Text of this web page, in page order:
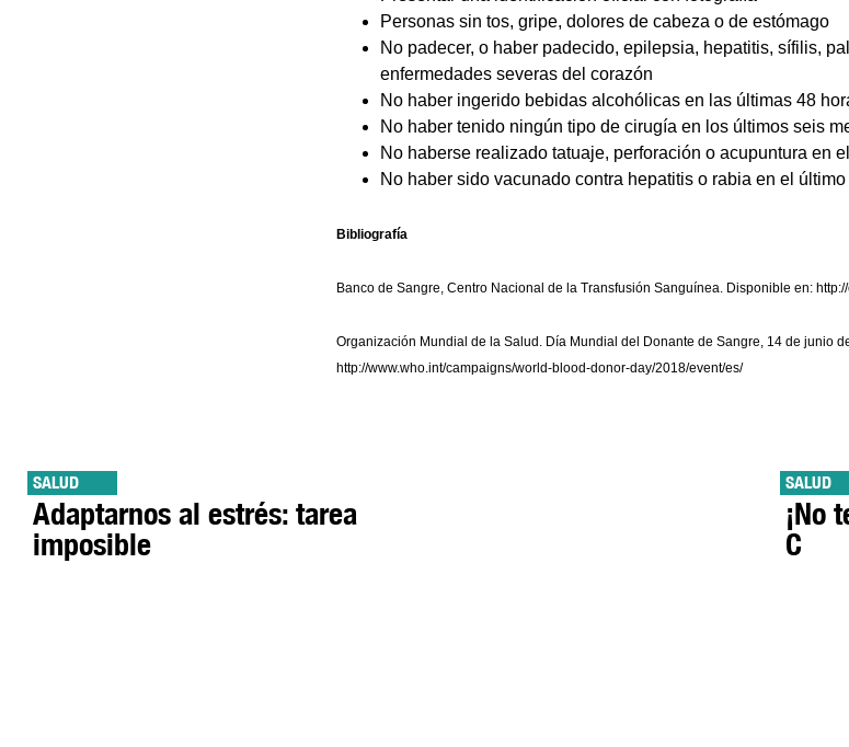
Personas sin tos, gripe, dolores de cabeza o de estómago
No padecer, o haber padecido, epilepsia, hepatitis, sífilis,
enfermedades severas del corazón
No haber ingerido bebidas alcohólicas en las últimas 48
No haber tenido ningún tipo de cirugía en los últimos seis
No haberse realizado tatuaje, perforación o acupuntura en
No haber sido vacunado contra hepatitis o rabia en el
Bibliografía
Banco de Sangre, Centro Nacional de la Transfusión Sanguínea. Disponible en:
Organización Mundial de la Salud. Día Mundial del Donante de Sangre, 14 de junio
http://www.who.int/campaigns/world-blood-donor-day/2018/event/es/
SALUD
Adaptarnos al estrés: tarea
imposible
SALUD
¡No
C